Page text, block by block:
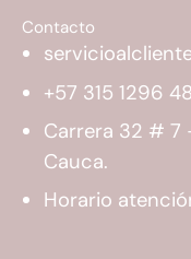
Contacto
+57 315 1296
Carrera 32 # 7
Cauca.
Horario